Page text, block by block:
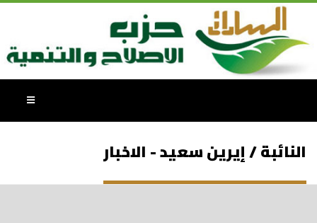
النائبة / إيرين سعيد - الاخبار